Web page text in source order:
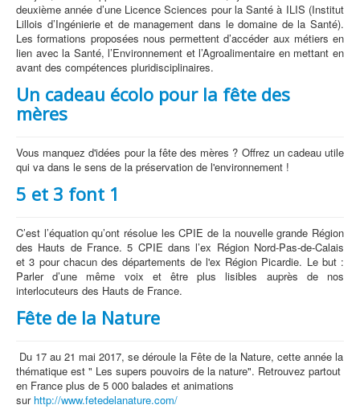
deuxième année d’une Licence Sciences pour la Santé à ILIS (Institut
Lillois d’Ingénierie et de management dans le domaine de la Santé).
Les formations proposées nous permettent d’accéder aux métiers en
lien avec la Santé, l’Environnement et l’Agroalimentaire en mettant en
avant des compétences pluridisciplinaires.
Un cadeau écolo pour la fête des
mères
Vous manquez d'idées pour la fête des mères ? Offrez un cadeau utile
qui va dans le sens de la préservation de l'environnement !
5 et 3 font 1
C’est l’équation qu’ont résolue les CPIE de la nouvelle grande Région
des Hauts de France. 5 CPIE dans l’ex Région Nord-Pas-de-Calais
et 3 pour chacun des départements de l'ex Région Picardie. Le but :
Parler d’une même voix et être plus lisibles auprès de nos
interlocuteurs des Hauts de France.
Fête de la Nature
Du 17 au 21 mai 2017, se déroule la Fête de la Nature, cette année la
thématique est " Les supers pouvoirs de la nature". Retrouvez partout
en France plus de 5 000 balades et animations
sur http://www.fetedelanature.com/